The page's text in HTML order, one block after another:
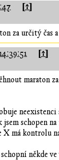
[↑]
za určitý čas
[↑]
maraton
schopen
má kontrolu
někde